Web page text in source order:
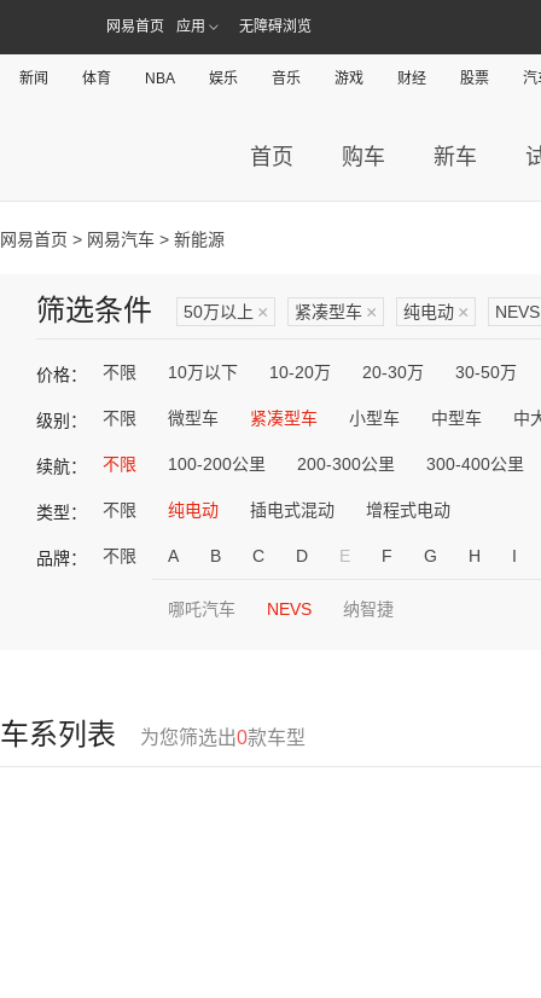
网易首页 应用 无障碍浏览
新闻 体育 NBA 娱乐 音乐 游戏 财经 股票 汽
首页 购车 新车
网易首页 > 网易汽车 > 新能源
筛选条件 50万以上 × 紧凑型车 × 纯电动 × NEVS
价格： 不限 10万以下 10-20万 20-30万 30-50万
级别： 不限 微型车 紧凑型车 小型车 中型车 中
续航： 不限 100-200公里 200-300公里 300-400公里
类型： 不限 纯电动 插电式混动 增程式电动
品牌： 不限 A B C D E F G H I
哪吒汽车 NEVS 纳智捷
车系列表 为您筛选出0款车型